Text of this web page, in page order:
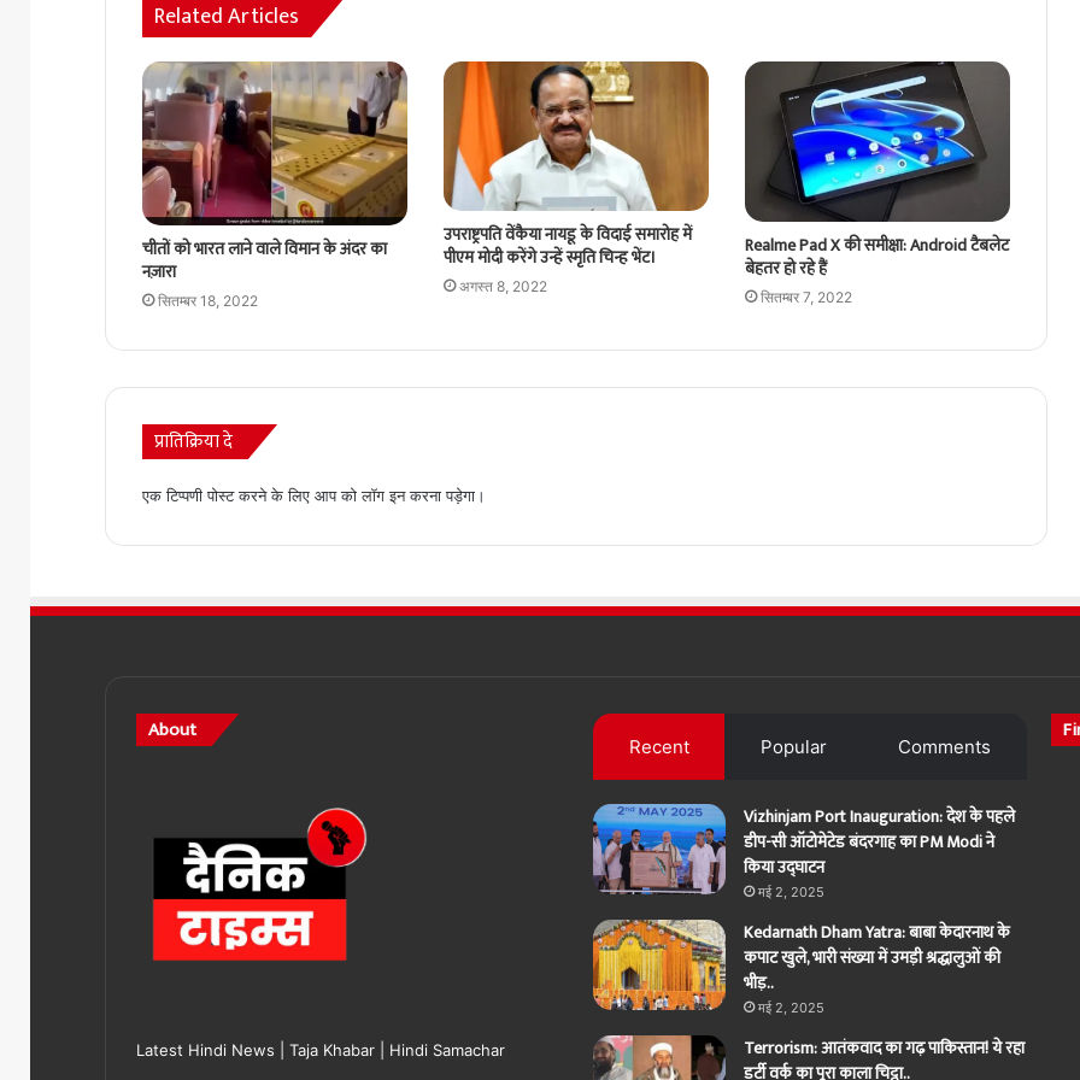
Related Articles
चीतों को भारत लाने वाले विमान के अंदर का
नज़ारा
सितम्बर 18, 2022
उपराष्ट्रपति वेंकैया नायडू के विदाई समारोह में
पीएम मोदी करेंगे उन्हें स्मृति चिन्ह भेंट।
अगस्त 8, 2022
Realme Pad X की समीक्षा: Android टैबलेट
बेहतर हो रहे हैं
सितम्बर 7, 2022
प्रातिक्रिया दे
एक टिप्पणी पोस्ट करने के लिए आप कोलॉग इनकरना पड़ेगा।
About
Latest Hindi News | Taja Khabar | Hindi Samachar
Recent Popular Comments
Vizhinjam Port Inauguration: देश के पहले
डीप-सी ऑटोमेटेड बंदरगाह का PM Modi ने
किया उद्घाटन
मई 2, 2025
Kedarnath Dham Yatra: बाबा केदारनाथ के
कपाट खुले, भारी संख्या में उमड़ी श्रद्धालुओं की
भीड़..
मई 2, 2025
Terrorism: आतंकवाद का गढ़ पाकिस्तान! ये रहा
डर्टी वर्क का पूरा काला चिट्ठा..